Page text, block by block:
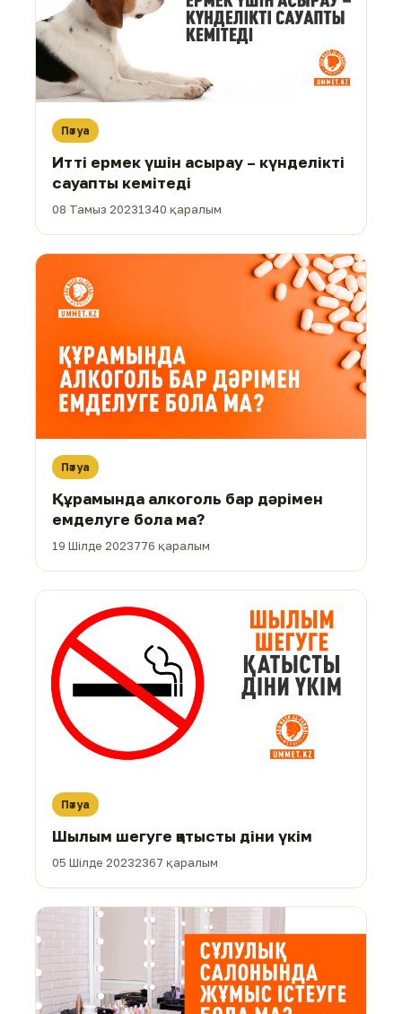
Пәтуа
Итті ермек үшін асырау – күнделікті
сауапты кемітеді
08 Тамыз 20231340 қаралым
Пәтуа
Құрамында алкоголь бар дәрімен
емделуге бола ма?
19 Шілде 2023776 қаралым
Пәтуа
Шылым шегуге қатысты діни үкім
05 Шілде 20232367 қаралым